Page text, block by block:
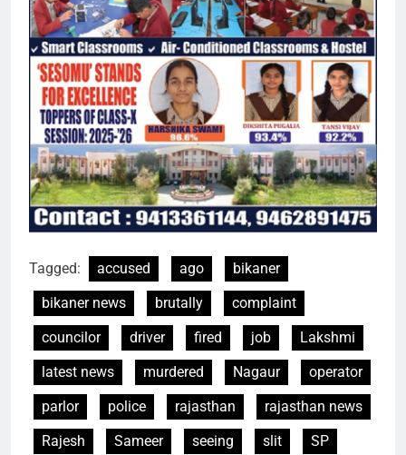
Tagged: accused ago
bikaner
bikaner news
brutally
complaint
councilor
driver fired job
Lakshmi
latest news
murdered Nagaur
operator
parlor
police rajasthan
rajasthan news
Rajesh
Sameer seeing slit
SP